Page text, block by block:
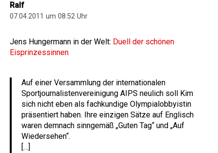
Ralf
07.04.2011 um 08:52 Uhr
Jens Hungermann in der Welt: Duell der schönen
Eisprinzessinnen
Auf einer Versammlung der internationalen
Sportjournalistenvereinigung AIPS neulich soll Kim
sich nicht eben als fachkundige Olympialobbyistin
präsentiert haben. Ihre einzigen Sätze auf Englisch
waren demnach sinngemäß „Guten Tag“ und „Auf
Wiedersehen“.
[…]